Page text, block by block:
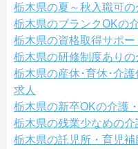
栃木県の夏～秋入職可の
栃木県のブランクOKの
栃木県の資格取得サポー
栃木県の研修制度ありの
栃木県の産休･育休･介
求人
栃木県の新卒OKの介護
栃木県の残業少なめの介
栃木県の託児所・育児